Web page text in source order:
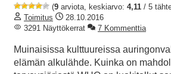
(9 arviota, keskiarvo: 4,11 / 5
Toimitus
28.10.2016
3291 Näyttökerrat
7 Kommenttia
Muinaisissa kulttuureissa
elämän alkulähde. Kuinka on